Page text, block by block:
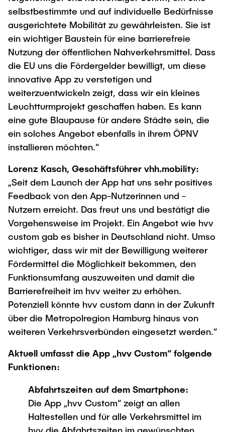
selbstbestimmte und auf individuelle Bedürfnisse
ausgerichtete Mobilität zu gewährleisten. Sie ist
ein wichtiger Baustein für eine barrierefreie
Nutzung der öffentlichen Nahverkehrsmittel. Dass
die EU uns die Fördergelder bewilligt, um diese
innovative App zu verstetigen und
weiterzuentwickeln zeigt, dass wir ein kleines
Leuchtturmprojekt geschaffen haben. Es kann
eine gute Blaupause für andere Städte sein, die
ein solches Angebot ebenfalls in ihrem ÖPNV
installieren möchten.“
Lorenz Kasch, Geschäftsführer vhh.mobility:
„Seit dem Launch der App hat uns sehr positives
Feedback von den App-Nutzerinnen und -
Nutzern erreicht. Das freut uns und bestätigt die
Vorgehensweise im Projekt. Ein Angebot wie hvv
custom gab es bisher in Deutschland nicht. Umso
wichtiger, dass wir mit der Bewilligung weiterer
Fördermittel die Möglichkeit bekommen, den
Funktionsumfang auszuweiten und damit die
Barrierefreiheit im hvv weiter zu erhöhen.
Potenziell könnte hvv custom dann in der Zukunft
über die Metropolregion Hamburg hinaus von
weiteren Verkehrsverbünden eingesetzt werden.“
Aktuell umfasst die App „hvv Custom“ folgende
Funktionen:
Abfahrtszeiten auf dem Smartphone:
Die App „hvv Custom“ zeigt an allen
Haltestellen und für alle Verkehrsmittel im